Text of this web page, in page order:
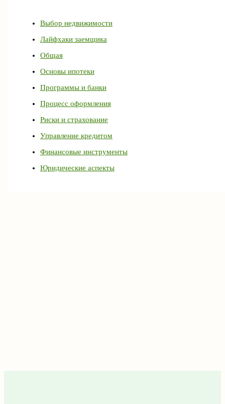
Выбор недвижимости
Лайфхаки заемщика
Общая
Основы ипотеки
Программы и банки
Процесс оформления
Риски и страхование
Управление кредитом
Финансовые инструменты
Юридические аспекты